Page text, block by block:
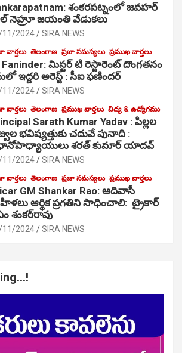
శంకరపట్నంలో జవహర్
నెహ్రూ జయంతి వేడుకలు
11/2024 SIRA NEWS
వార్తలు తెలంగాణ ప్రజా సమస్యలు ప్రముఖ వార్తలు
Faninder: మిస్టర్ టి రెస్టారెంట్ దొంగతనం
ఇద్దరి అరెస్ట్ : సీఐ ఫణిందర్
11/2024 SIRA NEWS
వార్తలు తెలంగాణ ప్రముఖ వార్తలు విద్య & ఉద్యోగము
Sarath Kumar Yadav : పిల్లల
భవిష్యత్తుకు చదువే పునాది :
శరత్ కుమార్ యాదవ్
11/2024 SIRA NEWS
వార్తలు తెలంగాణ ప్రజా సమస్యలు ప్రముఖ వార్తలు
GM Shankar Rao: ఆదివాసీ
ఆర్థిక ప్రగతిని సాధించాలి: ట్రైకార్
శంకర్‌రావు
11/2024 SIRA NEWS